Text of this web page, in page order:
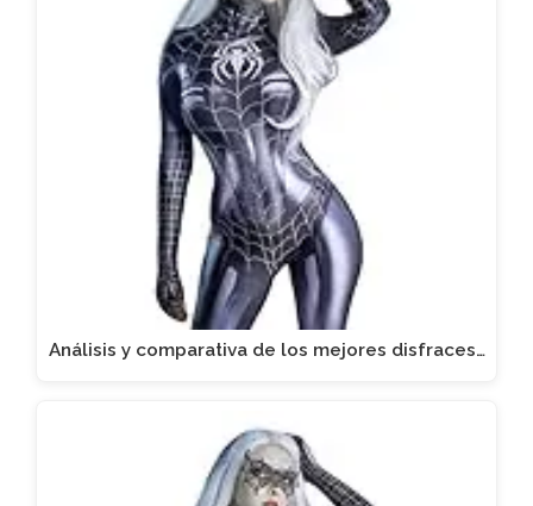
Análisis y comparativa de los mejores disfraces…